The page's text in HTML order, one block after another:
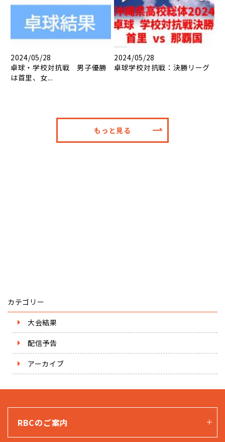
2024/05/28
卓球・学校対抗戦 男子優勝
は首里、女...
2024/05/28
卓球学校対抗戦：決勝リーグ
もっと見る
カテゴリー
大会結果
配信予告
アーカイブ
RBCのご案内